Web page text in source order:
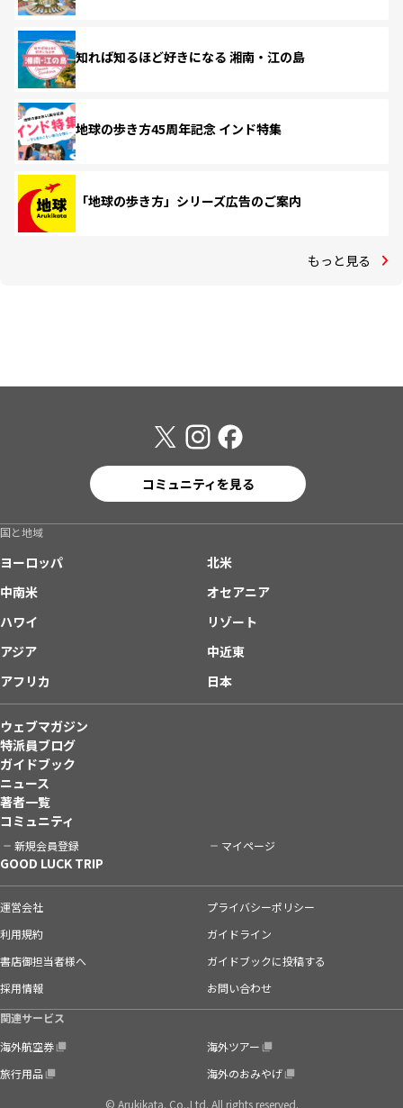
知れば知るほど好きになる 湘南・江の島
地球の歩き方45周年記念 インド特集
「地球の歩き方」シリーズ広告のご案内
もっと見る
コミュニティを見る
国と地域
ヨーロッパ
北米
中南米
オセアニア
ハワイ
リゾート
アジア
中近東
アフリカ
日本
ウェブマガジン
特派員ブログ
ガイドブック
ニュース
著者一覧
コミュニティ
新規会員登録 マイページ
GOOD LUCK TRIP
運営会社
プライバシーポリシー
利用規約
ガイドライン
書店御担当者様へ
ガイドブックに投稿する
採用情報
お問い合わせ
関連サービス
海外航空券
海外ツアー
旅行用品
海外のおみやげ
© Arukikata. Co.,Ltd. All rights reserved.